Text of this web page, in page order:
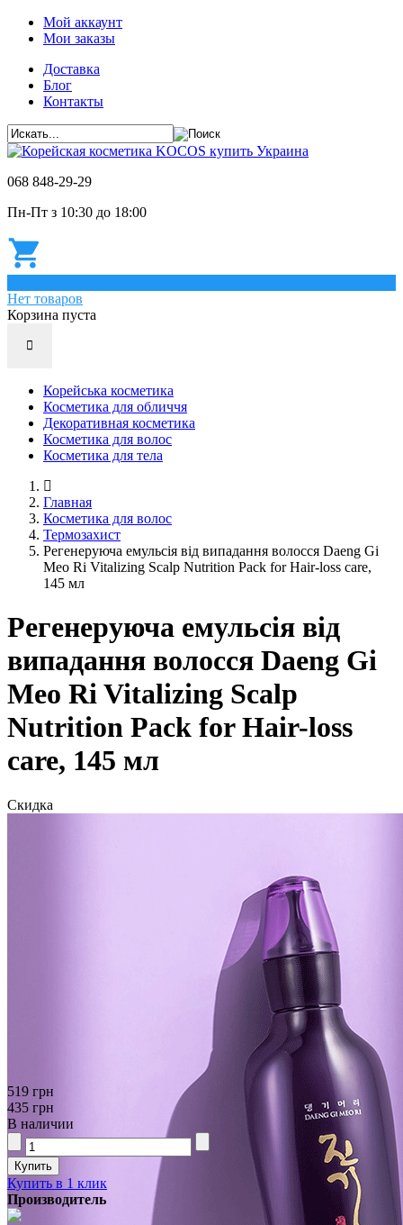
Мой аккаунт
Мои заказы
Доставка
Блог
Контакты
068 848-29-29
Пн-Пт з 10:30 до 18:00
Нет товаров
Корзина пуста
Корейська косметика
Косметика для обличчя
Декоративная косметика
Косметика для волос
Косметика для тела
Главная
Косметика для волос
Термозахист
Регенеруюча емульсія від випадання волосся Daeng Gi
Meo Ri Vitalizing Scalp Nutrition Pack for Hair-loss care,
145 мл
Регенеруюча емульсія від
випадання волосся Daeng Gi
Meo Ri Vitalizing Scalp
Nutrition Pack for Hair-loss
care, 145 мл
Скидка
519 грн
435 грн
В наличии
Купить в 1 клик
Производитель